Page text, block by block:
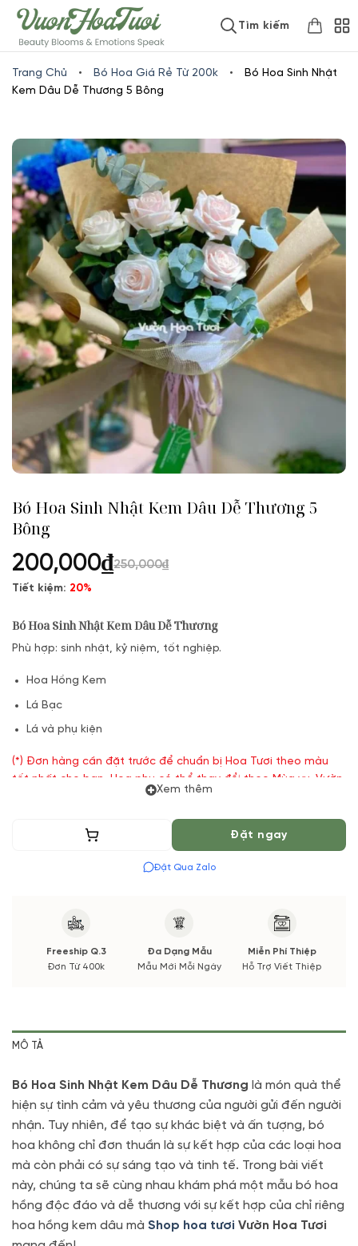
www.vuonhoatuoi.vnSkip
to
content
Tìm kiếm
Trang Chủ • Bó Hoa Giá Rẻ Từ 200k •
Bó Hoa Sinh Nhật
Kem Dâu Dễ Thương 5 Bông
Bó Hoa Sinh Nhật Kem Dâu Dễ Thương 5
Bông
200,000₫250,000₫
Tiết kiệm: 20%
Bó Hoa Sinh Nhật Kem Dâu Dễ Thương
Phù hợp: sinh nhật, kỷ niệm, tốt nghiệp.
Hoa Hồng Kem
Lá Bạc
Lá và phụ kiện
(*) Đơn hàng cần đặt trước để chuẩn bị Hoa Tươi theo màu
tốt nhất cho bạn, Hoa phụ có thể thay đổi theo Mùa vụ. Vườn
Hoa Tươi đảm bảo phong cách cắm, tone màu sắc. Nếu có
xác nhận trước khi cắm.
Xem thêm
Thêm vào giỏ Đặt ngay
Đặt Qua Zalo
Freeship Q.3
Đơn Từ 400k
Đa Dạng Mẫu
Mẫu Mới Mỗi Ngày
Miễn Phí Thiệp
Hỗ Trợ Viết Thiệp
MÔ TẢ
Bó Hoa Sinh Nhật Kem Dâu Dễ Thương là món quà thể
hiện sự tình cảm và yêu thương của người gửi đến người
nhận. Tuy nhiên, để tạo sự khác biệt và ấn tượng, bó
hoa không chỉ đơn thuần là sự kết hợp của các loại hoa
mà còn phải có sự sáng tạo và tinh tế. Trong bài viết
này, chúng ta sẽ cùng nhau khám phá một mẫu bó hoa
hồng độc đáo và dễ thương với sự kết hợp của chỉ riêng
hoa hồng kem dâu mà Shop hoa tươi Vườn Hoa Tươi